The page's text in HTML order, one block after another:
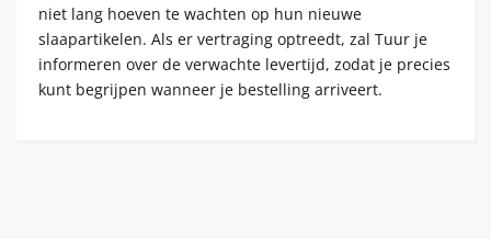
niet lang hoeven te wachten op hun nieuwe
slaapartikelen. Als er vertraging optreedt, zal Tuur je
informeren over de verwachte levertijd, zodat je precies
kunt begrijpen wanneer je bestelling arriveert.